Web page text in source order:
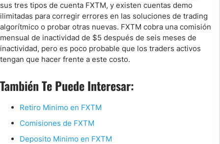
sus tres tipos de cuenta FXTM, y existen cuentas demo
ilimitadas para corregir errores en las soluciones de trading
algorítmico o probar otras nuevas. FXTM cobra una comisión
mensual de inactividad de $5 después de seis meses de
inactividad, pero es poco probable que los traders activos
tengan que hacer frente a este costo.
También Te Puede Interesar:
Retiro Minimo en FXTM
Comisiones de FXTM
Deposito Minimo en FXTM